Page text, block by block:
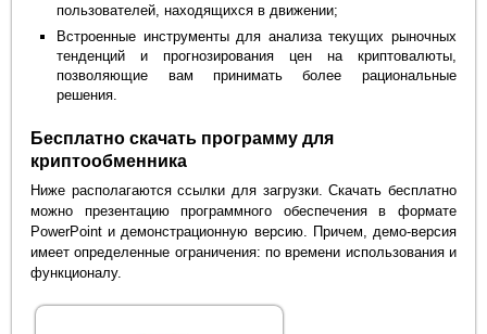
пользователей, находящихся в движении;
Встроенные инструменты для анализа текущих рыночных
тенденций и прогнозирования цен на криптовалюты,
позволяющие вам принимать более рациональные
решения.
Бесплатно скачать программу для
криптообменника
Ниже располагаются ссылки для загрузки. Скачать бесплатно
можно презентацию программного обеспечения в формате
PowerPoint и демонстрационную версию. Причем, демо-версия
имеет определенные ограничения: по времени использования и
функционалу.